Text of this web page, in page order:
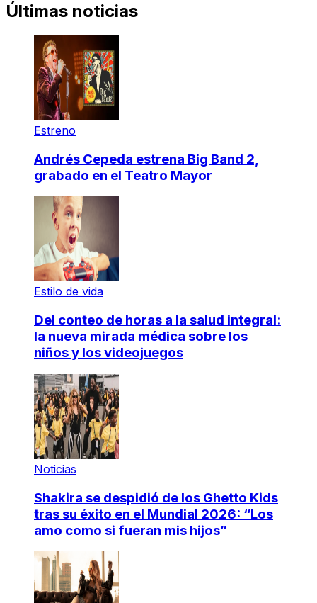
Últimas noticias
Estreno
Andrés Cepeda estrena Big Band 2,
grabado en el Teatro Mayor
Estilo de vida
Del conteo de horas a la salud integral:
la nueva mirada médica sobre los
niños y los videojuegos
Noticias
Shakira se despidió de los Ghetto Kids
tras su éxito en el Mundial 2026: “Los
amo como si fueran mis hijos”